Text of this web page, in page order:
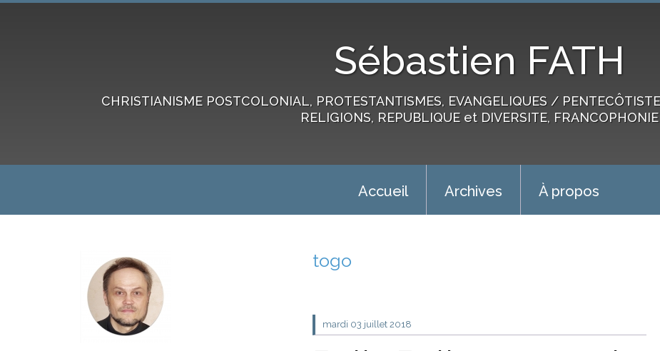
Sébastien FATH
CHRISTIANISME POSTCOLONIAL, PROTESTANTISMES, EVANGELIQUES /
RELIGIONS, REPUBLIQUE et DIVERSITE, FRANCOPHONIE
Accueil Archives À propos
togo
mardi 03 juillet 2018